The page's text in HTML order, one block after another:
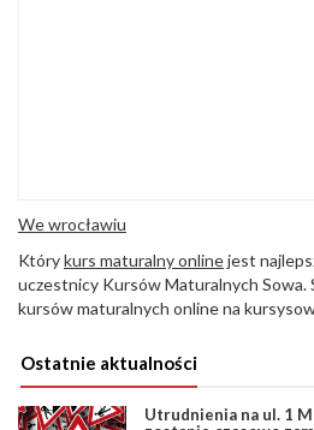
We wrocławiu
Którykurs maturalny onlinejest
uczestnicy Kursów Maturalnych
kursów maturalnych online na
Ostatnie aktualności
Utrudnienia na ul. 1